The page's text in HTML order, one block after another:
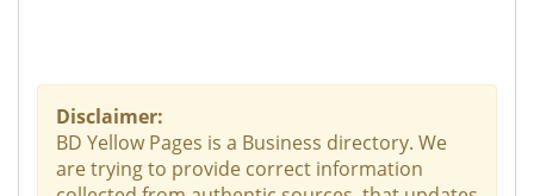
Disclaimer:
BD Yellow Pages is a Business directory. We
are trying to provide correct information